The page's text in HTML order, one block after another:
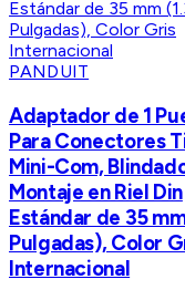
PANDUIT
Adaptador de 1
Para Conectores
Mini-Com,
Montaje en Riel Din
Estándar de 35
Pulgadas), Color
Internacional